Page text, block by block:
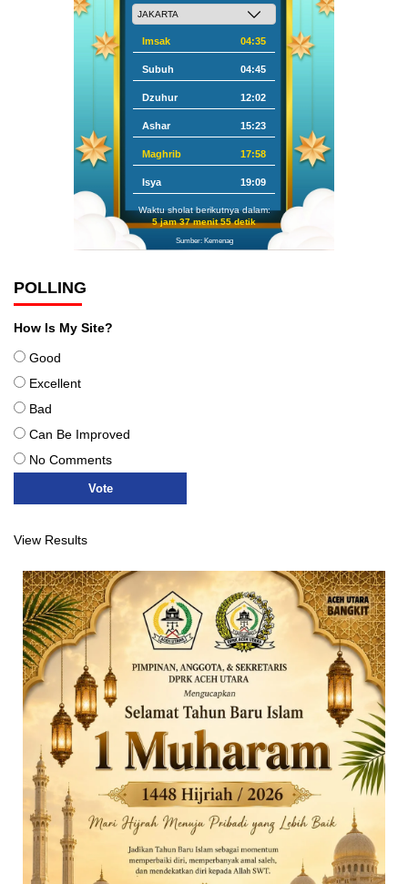
Imsak 04:35
Subuh 04:45
Dzuhur 12:02
Ashar 15:23
Maghrib 17:58
Isya 19:09
Waktu sholat berikutnya dalam:
5 jam 37 menit 54 detik
Sumber: Kemenag
POLLING
How Is My Site?
Good
Excellent
Bad
Can Be Improved
No Comments
View Results